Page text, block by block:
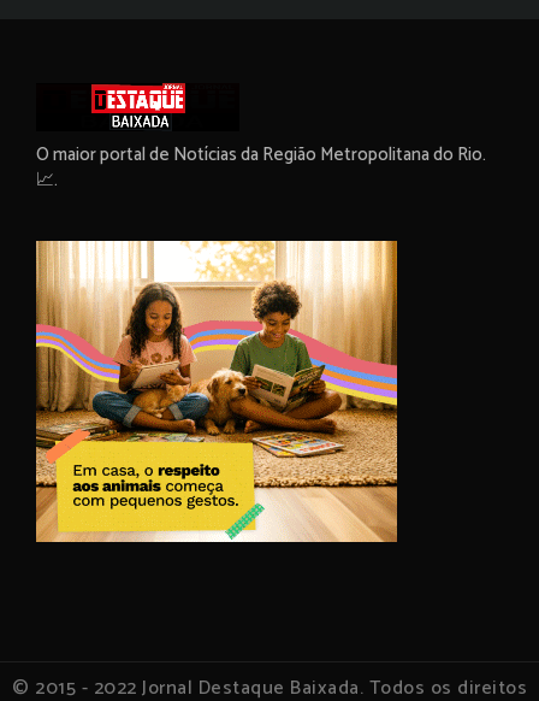
O maior portal de Notícias da Região Metropolitana do Rio.
📈.
© 2015 - 2022 Jornal Destaque Baixada. Todos os direitos